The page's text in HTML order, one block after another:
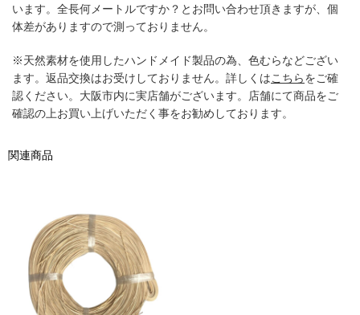
います。全長何メートルですか？とお問い合わせ頂きますが、個
体差がありますので測っておりません。
※天然素材を使用したハンドメイド製品の為、色むらなどござい
ます。返品交換はお受けしておりません。詳しくはこちらをご確
認ください。大阪市内に実店舗がございます。店舗にて商品をご
確認の上お買い上げいただく事をお勧めしております。
関連商品